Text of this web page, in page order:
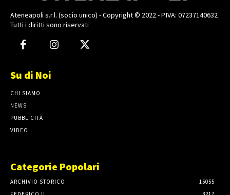
Ateneapoli s.r.l. (socio unico) - Copyright © 2022 - P.IVA: 07237140632
Tutti i diritti sono riservati
Su di Noi
CHI SIAMO
NEWS
PUBBLICITÀ
VIDEO
Categorie Popolari
ARCHIVIO STORICO
15055